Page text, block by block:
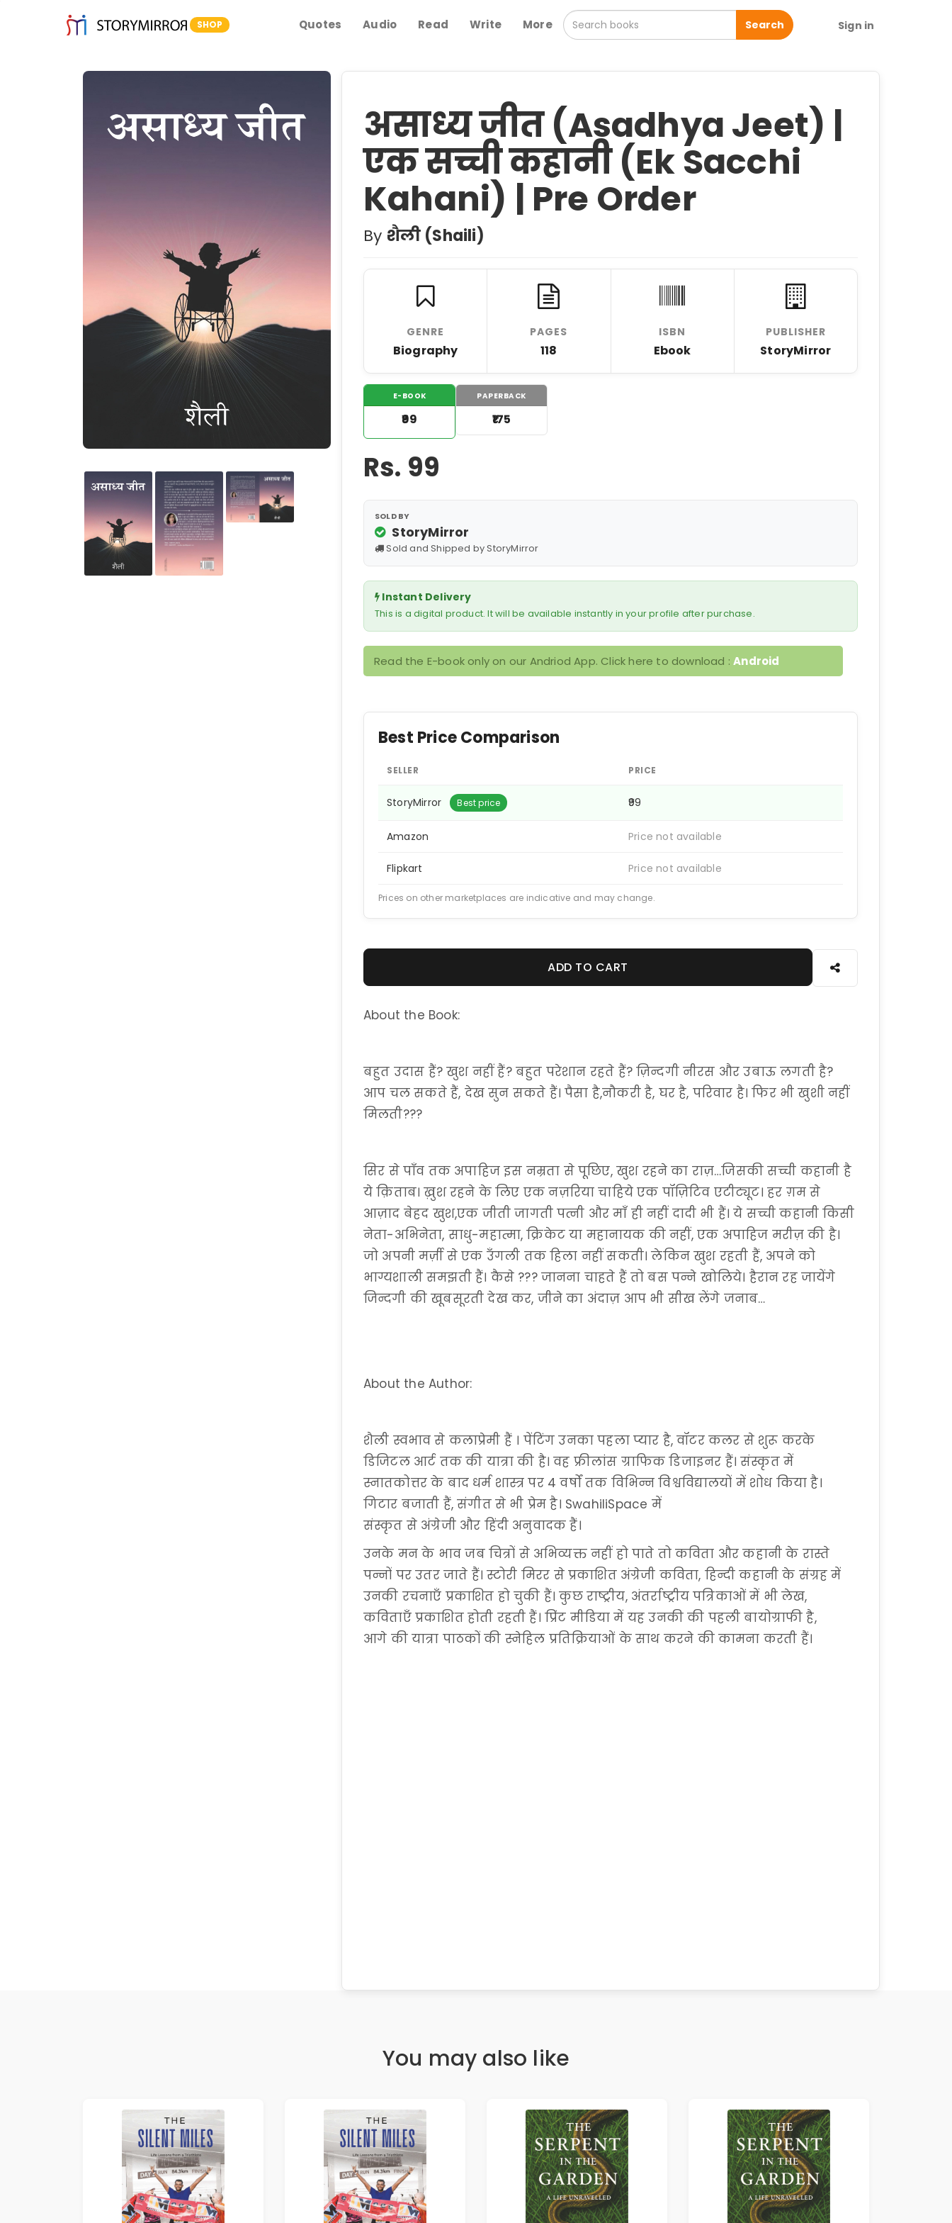
SHOP Quotes Audio Read Write More Search Sign in
असाध्य जीत (Asadhya Jeet) |
एक सच्ची कहानी (Ek Sacchi
Kahani) | Pre Order
By शैली (Shaili)
GENRE
Biography
PAGES
118
ISBN
Ebook
PUBLISHER
StoryMirror
E-BOOK
₹99
PAPERBACK
₹175
Rs. 99
SOLD BY
StoryMirror
Sold and Shipped by StoryMirror
Instant Delivery
This is a digital product. It will be available instantly in your profile after purchase.
Read the E-book only on our Andriod App. Click here to download :Android
Best Price Comparison
SELLER PRICE
StoryMirror Best price ₹99
Amazon Price not available
Flipkart Price not available
Prices on other marketplaces are indicative and may change.
ADD TO CART
About the Book:
बहुत उदास हैं? खुश नहीं हैं? बहुत परेशान रहते हैं? ज़िन्दगी नीरस और उबाऊ लगती है?
आप चल सकते हैं, देख सुन सकते हैं। पैसा है,नौकरी है, घर है, परिवार है। फिर भी खुशी नहीं
मिलती???
सिर से पाँव तक अपाहिज इस नम्रता से पूछिए, खुश रहने का राज़…जिसकी सच्ची कहानी है
ये क़िताब। ख़ुश रहने के लिए एक नज़रिया चाहिये एक पॉज़िटिव एटीट्यूट। हर ग़म से
आज़ाद बेहद खुश,एक जीती जागती पत्नी और माँ ही नहीं दादी भी हैं। ये सच्ची कहानी किसी
नेता-अभिनेता, साधु-महात्मा, क्रिकेट या महानायक की नहीं, एक अपाहिज मरीज़ की है।
जो अपनी मर्ज़ी से एक उँगली तक हिला नहीं सकती। लेकिन खुश रहती हैं, अपने को
भाग्यशाली समझती हैं। कैसे ??? जानना चाहते हैं तो बस पन्ने खोलिये। हैरान रह जायेंगे
जिन्दगी की खूबसूरती देख कर, जीने का अंदाज़ आप भी सीख लेंगे जनाब…
About the Author:
शैली स्वभाव से कलाप्रेमी हैं । पेंटिंग उनका पहला प्यार है, वॉटर कलर से शुरू करके
डिजिटल आर्ट तक की यात्रा की है। वह फ्रीलांस ग्राफिक डिजाइनर हैं। संस्कृत में
स्नातकोत्तर के बाद धर्म शास्त्र पर 4 वर्षों तक विभिन्न विश्वविद्यालयों में शोध किया है।
गिटार बजाती हैं, संगीत से भी प्रेम है। SwahiliSpace में
संस्कृत से अंग्रेजी और हिंदी अनुवादक हैं।
उनके मन के भाव जब चित्रों से अभिव्यक्त नहीं हो पाते तो कविता और कहानी के रास्ते
पन्नों पर उतर जाते हैं। स्टोरी मिरर से प्रकाशित अंग्रेजी कविता, हिन्दी कहानी के संग्रह में
उनकी रचनाएँ प्रकाशित हो चुकी हैं। कुछ राष्ट्रीय, अंतर्राष्ट्रीय पत्रिकाओं में भी लेख,
कविताएँ प्रकाशित होती रहती हैं। प्रिंट मीडिया में यह उनकी की पहली बायोग्राफी है,
आगे की यात्रा पाठकों की स्नेहिल प्रतिक्रियाओं के साथ करने की कामना करती हैं।
You may also like